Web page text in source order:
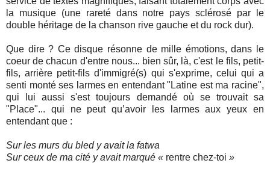
la musique (une rareté dans notre pays sclérosé par le
double héritage de la chanson rive gauche et du rock dur).
Que dire ? Ce disque résonne de mille émotions, dans le
coeur de chacun d'entre nous... bien sûr, là, c'est le fils, petit-
fils, arrière petit-fils d'immigré(s) qui s'exprime, celui qui a
senti monté ses larmes en entendant "Latine est ma racine",
qui lui aussi s'est toujours demandé où se trouvait sa
"Place"... qui ne peut qu’avoir les larmes aux yeux en
entendant que :
Sur les murs du bled y avait la fatwa
Sur ceux de ma cité y avait marqué « rentre chez-toi »